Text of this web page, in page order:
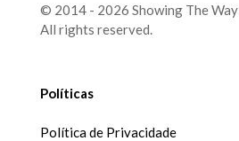
© 2014 - 2026 Showing The Way
All rights reserved.
Políticas
Política de Privacidade